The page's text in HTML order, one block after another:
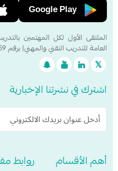
Google Play
الملتقى الأول لكل المهتمين
العامة للتدريب التقني والمهني| برقم 810659-2923.
اشترك في نشرتنا الإخبارية
أهم الأقسام روابط